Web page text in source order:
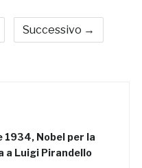
Successivo →
1934, Nobel per la
Luigi Pirandello